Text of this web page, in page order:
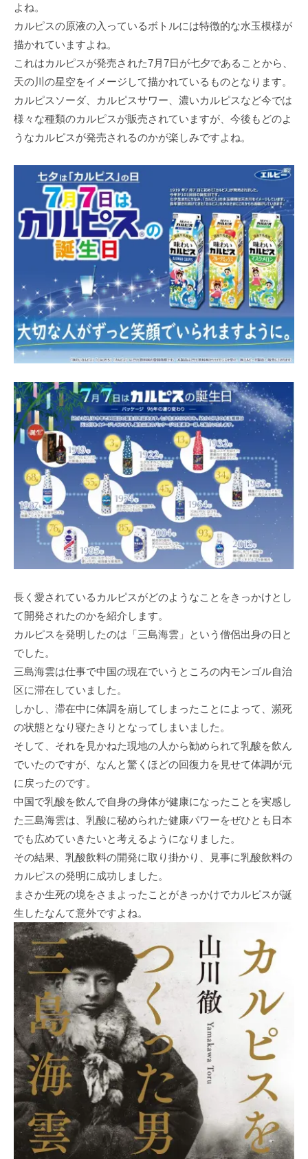
よね。
カルピスの原液の入っているボトルには特徴的な水玉模様が
描かれていますよね。
これはカルピスが発売された7月7日が七夕であることから、
天の川の星空をイメージして描かれているものとなります。
カルピスソーダ、カルピスサワー、濃いカルピスなど今では
様々な種類のカルピスが販売されていますが、今後もどのよ
うなカルピスが発売されるのかが楽しみですよね。
長く愛されているカルピスがどのようなことをきっかけとし
て開発されたのかを紹介します。
カルピスを発明したのは「三島海雲」という僧侶出身の日と
でした。
三島海雲は仕事で中国の現在でいうところの内モンゴル自治
区に滞在していました。
しかし、滞在中に体調を崩してしまったことによって、瀕死
の状態となり寝たきりとなってしまいました。
そして、それを見かねた現地の人から勧められて乳酸を飲ん
でいたのですが、なんと驚くほどの回復力を見せて体調が元
に戻ったのです。
中国で乳酸を飲んで自身の身体が健康になったことを実感し
た三島海雲は、乳酸に秘められた健康パワーをぜひとも日本
でも広めていきたいと考えるようになりました。
その結果、乳酸飲料の開発に取り掛かり、見事に乳酸飲料の
カルピスの発明に成功しました。
まさか生死の境をさまよったことがきっかけでカルピスが誕
生したなんて意外ですよね。